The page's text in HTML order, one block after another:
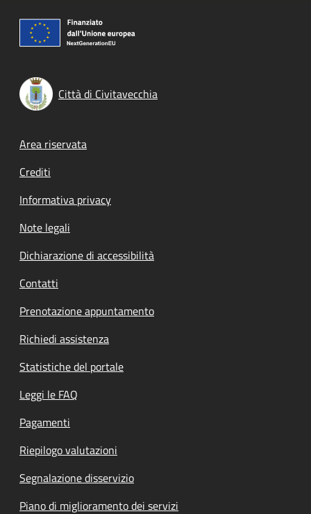
Città di Civitavecchia
Footer menu
Area riservata
Crediti
Informativa privacy
Note legali
Dichiarazione di accessibilità
Contatti
Prenotazione appuntamento
Richiedi assistenza
Statistiche del portale
Leggi le FAQ
Pagamenti
Riepilogo valutazioni
Segnalazione disservizio
Piano di miglioramento dei servizi